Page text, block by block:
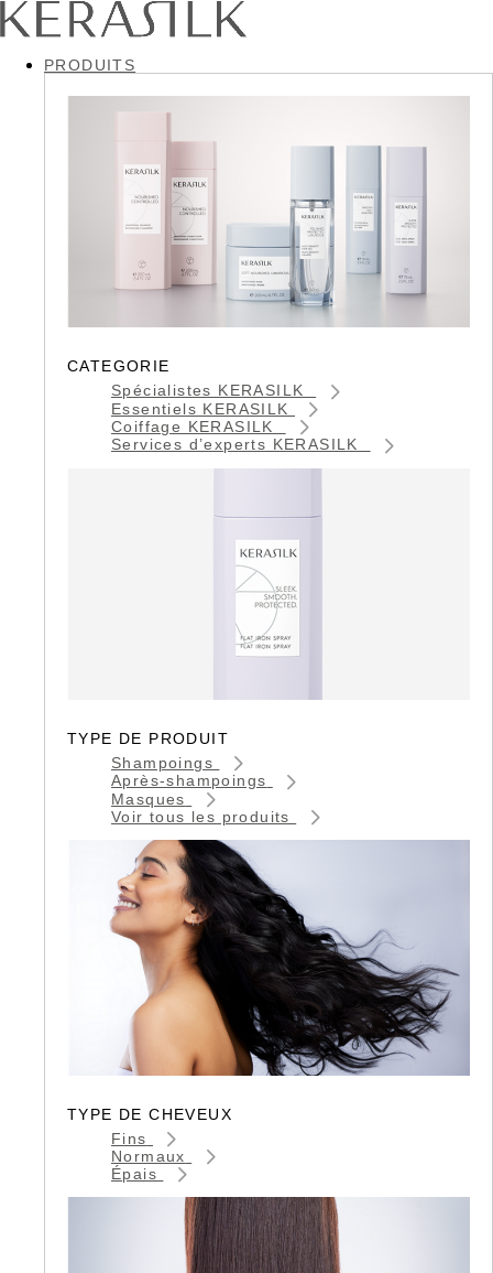
PRODUITS
CATEGORIE
Spécialistes KERASILK
Essentiels KERASILK
Coiffage KERASILK
Services d’experts KERASILK
TYPE DE PRODUIT
Shampoings
Après-shampoings
Masques
Voir tous les produits
TYPE DE CHEVEUX
Fins
Normaux
Épais